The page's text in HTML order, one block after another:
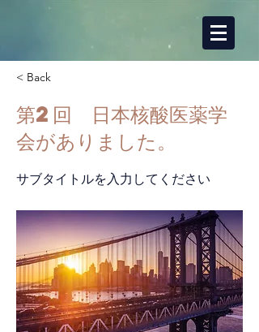
< Back
第2回 日本核酸医薬学
会がありました。
サブタイトルを入力してください